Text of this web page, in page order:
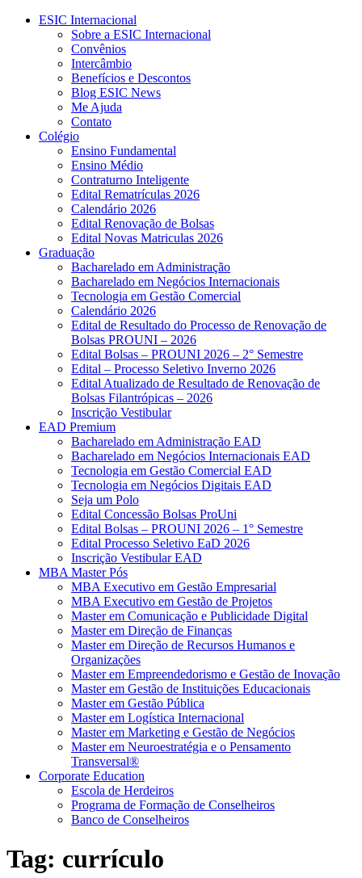
ESIC Internacional
Sobre a ESIC Internacional
Convênios
Intercâmbio
Benefícios e Descontos
Blog ESIC News
Me Ajuda
Contato
Colégio
Ensino Fundamental
Ensino Médio
Contraturno Inteligente
Edital Rematrículas 2026
Calendário 2026
Edital Renovação de Bolsas
Edital Novas Matriculas 2026
Graduação
Bacharelado em Administração
Bacharelado em Negócios Internacionais
Tecnologia em Gestão Comercial
Calendário 2026
Edital de Resultado do Processo de Renovação de
Bolsas PROUNI – 2026
Edital Bolsas – PROUNI 2026 – 2° Semestre
Edital – Processo Seletivo Inverno 2026
Edital Atualizado de Resultado de Renovação de
Bolsas Filantrópicas – 2026
Inscrição Vestibular
EAD Premium
Bacharelado em Administração EAD
Bacharelado em Negócios Internacionais EAD
Tecnologia em Gestão Comercial EAD
Tecnologia em Negócios Digitais EAD
Seja um Polo
Edital Concessão Bolsas ProUni
Edital Bolsas – PROUNI 2026 – 1° Semestre
Edital Processo Seletivo EaD 2026
Inscrição Vestibular EAD
MBA Master Pós
MBA Executivo em Gestão Empresarial
MBA Executivo em Gestão de Projetos
Master em Comunicação e Publicidade Digital
Master em Direção de Finanças
Master em Direção de Recursos Humanos e
Organizações
Master em Empreendedorismo e Gestão de Inovação
Master em Gestão de Instituições Educacionais
Master em Gestão Pública
Master em Logística Internacional
Master em Marketing e Gestão de Negócios
Master em Neuroestratégia e o Pensamento
Transversal®
Corporate Education
Escola de Herdeiros
Programa de Formação de Conselheiros
Banco de Conselheiros
Tag: currículo